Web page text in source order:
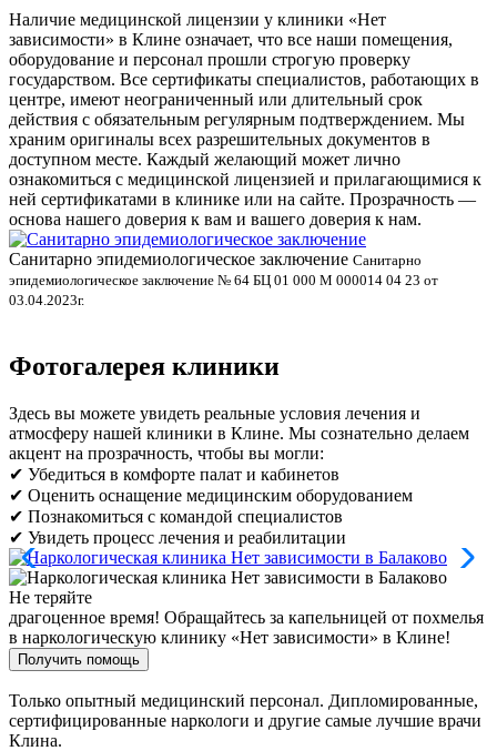
Наличие медицинской лицензии у клиники «Нет
зависимости» в Клине означает, что все наши помещения,
оборудование и персонал прошли строгую проверку
государством. Все сертификаты специалистов, работающих в
центре, имеют неограниченный или длительный срок
действия с обязательным регулярным подтверждением. Мы
храним оригиналы всех разрешительных документов в
доступном месте. Каждый желающий может лично
ознакомиться с медицинской лицензией и прилагающимися к
ней сертификатами в клинике или на сайте. Прозрачность —
основа нашего доверия к вам и вашего доверия к нам.
Санитарно эпидемиологическое заключение Санитарно
эпидемиологическое заключение № 64 БЦ 01 000 М 000014 04 23 от
03.04.2023г.
Фотогалерея клиники
Здесь вы можете увидеть реальные условия лечения и
атмосферу нашей клиники в Клине. Мы сознательно делаем
акцент на прозрачность, чтобы вы могли:
✔ Убедиться в комфорте палат и кабинетов
✔ Оценить оснащение медицинским оборудованием
✔ Познакомиться с командой специалистов
✔ Увидеть процесс лечения и реабилитации
Не теряйте
драгоценное время! Обращайтесь за капельницей от похмелья
в наркологическую клинику «Нет зависимости» в Клине!
Получить помощь
Только опытный медицинский персонал. Дипломированные,
сертифицированные наркологи и другие самые лучшие врачи
Клина.